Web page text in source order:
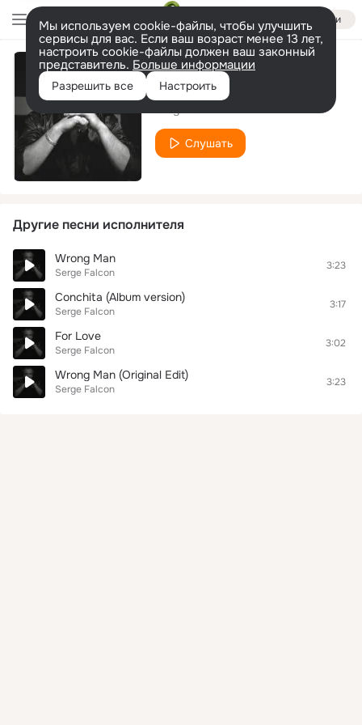
Войти
Мы используем cookie-файлы, чтобы улучшить
сервисы для вас. Если ваш возраст менее 13 лет,
настроить cookie-файлы должен ваш законный
представитель. Больше информации
Разрешить все Настроить
Conchita
Слушать
Другие песни исполнителя
Wrong Man
Serge Falcon
3:23
Conchita (Album version)
Serge Falcon
3:17
For Love
Serge Falcon
3:02
Wrong Man (Original Edit)
Serge Falcon
3:23